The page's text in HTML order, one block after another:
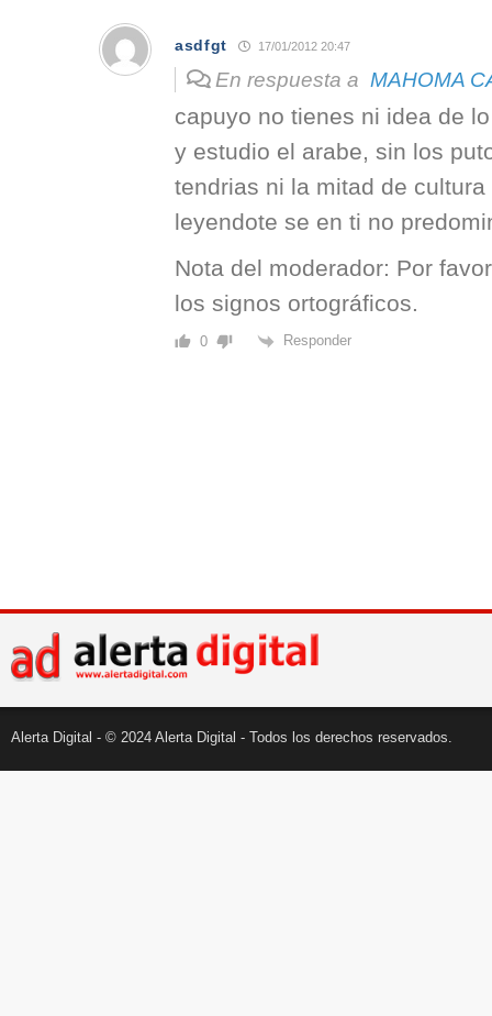
asdfgt 17/01/2012 20:47
En respuesta a MAHOMA
capuyo no tienes ni idea de
y estudio el arabe, sin los
tendrias ni la mitad de
leyendote se en ti no
Nota del moderador: Por
los signos ortográficos.
0 Responder
Alerta Digital - © 2024 Alerta Digital - Todos los derechos reservados.